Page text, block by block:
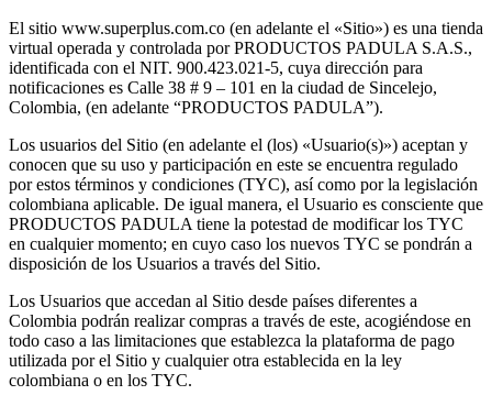
El sitio www.superplus.com.co (en adelante el «Sitio») es una tienda
virtual operada y controlada por PRODUCTOS PADULA S.A.S.,
identificada con el NIT. 900.423.021-5, cuya dirección para
notificaciones es Calle 38 # 9 – 101 en la ciudad de Sincelejo,
Colombia, (en adelante “PRODUCTOS PADULA”).
Los usuarios del Sitio (en adelante el (los) «Usuario(s)») aceptan y
conocen que su uso y participación en este se encuentra regulado
por estos términos y condiciones (TYC), así como por la legislación
colombiana aplicable. De igual manera, el Usuario es consciente que
PRODUCTOS PADULA tiene la potestad de modificar los TYC
en cualquier momento; en cuyo caso los nuevos TYC se pondrán a
disposición de los Usuarios a través del Sitio.
Los Usuarios que accedan al Sitio desde países diferentes a
Colombia podrán realizar compras a través de este, acogiéndose en
todo caso a las limitaciones que establezca la plataforma de pago
utilizada por el Sitio y cualquier otra establecida en la ley
colombiana o en los TYC.